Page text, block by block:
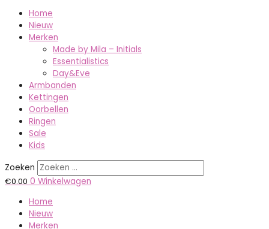
Home
Nieuw
Merken
Made by Mila – Initials
Essentialistics
Day&Eve
Armbanden
Kettingen
Oorbellen
Ringen
Sale
Kids
Zoeken
€0.00 0 Winkelwagen
Home
Nieuw
Merken